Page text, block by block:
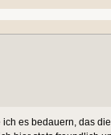
es bedauern, das